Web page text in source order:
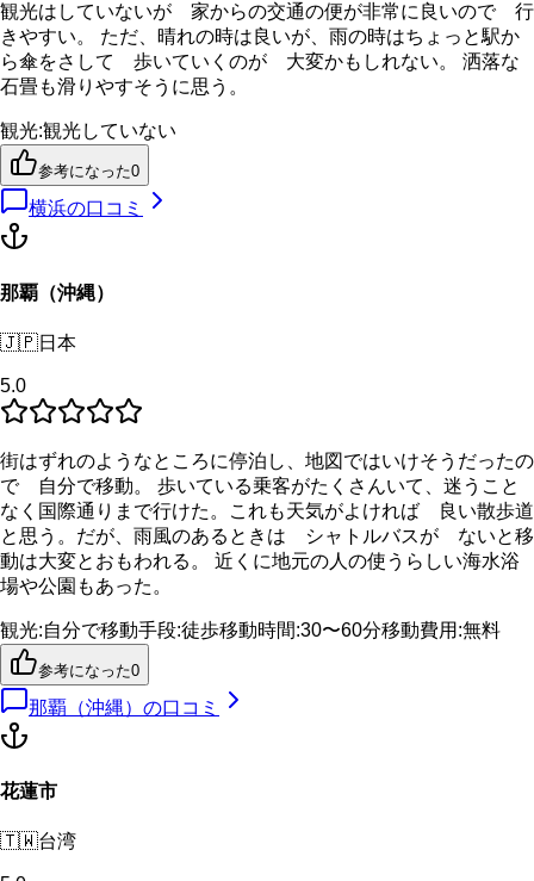
観光はしていないが 家からの交通の便が非常に良いので 行
きやすい。 ただ、晴れの時は良いが、雨の時はちょっと駅か
ら傘をさして 歩いていくのが 大変かもしれない。 洒落な
石畳も滑りやすそうに思う。
観光:観光していない
参考になった0
横浜の口コミ
那覇（沖縄）
🇯🇵日本
5.0
街はずれのようなところに停泊し、地図ではいけそうだったの
で 自分で移動。 歩いている乗客がたくさんいて、迷うこと
なく国際通りまで行けた。これも天気がよければ 良い散歩道
と思う。だが、雨風のあるときは シャトルバスが ないと移
動は大変とおもわれる。 近くに地元の人の使うらしい海水浴
場や公園もあった。
観光:自分で移動手段:徒歩移動時間:30〜60分移動費用 :無料
参考になった0
那覇（沖縄） の口コミ
花蓮市
🇹🇼台湾